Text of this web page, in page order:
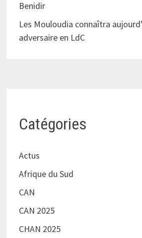
Benidir
Les Mouloudia connaîtra
adversaire en LdC
Catégories
Actus
Afrique du Sud
CAN
CAN 2025
CHAN 2025